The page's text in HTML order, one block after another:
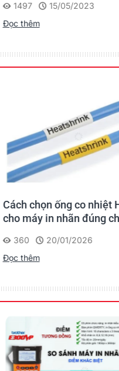
Cho Dân Văn Phòng
1497
15/05/2023
Đọc thêm
Cách chọn ống co nhiệt
cho máy in nhãn đúng
360
20/01/2026
Đọc thêm